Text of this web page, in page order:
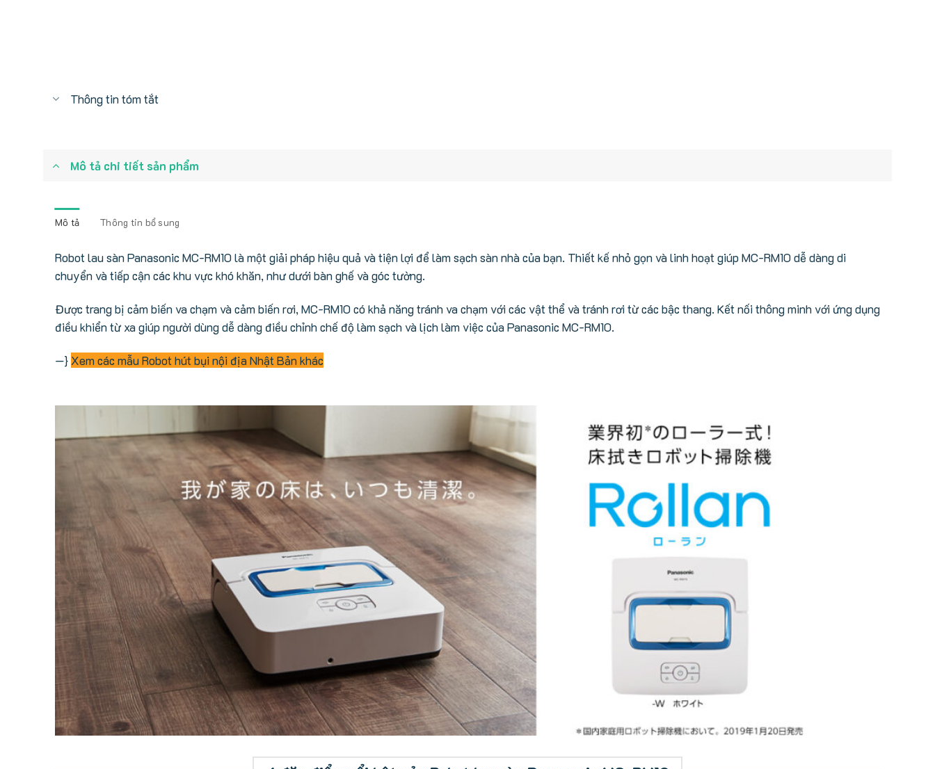
Thông tin tóm tắt
Mô tả chi tiết sản phẩm
Mô tả Thông tin bổ sung
Robot lau sàn Panasonic MC-RM10 là một giải pháp hiệu quả và tiện lợi để làm sạch sàn nhà của bạn. Thiết kế nhỏ gọn và linh hoạt giúp MC-RM10 dễ dàng di
chuyển và tiếp cận các khu vực khó khăn, như dưới bàn ghế và góc tường.
Được trang bị cảm biến va chạm và cảm biến rơi, MC-RM10 có khả năng tránh va chạm với các vật thể và tránh rơi từ các bậc thang. Kết nối thông minh với ứng dụng
điều khiển từ xa giúp người dùng dễ dàng điều chỉnh chế độ làm sạch và lịch làm việc của Panasonic MC-RM10.
—} Xem các mẫu Robot hút bụi nội địa Nhật Bản khác